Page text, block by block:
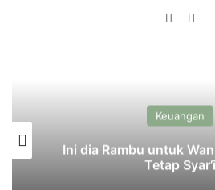
Keuangan
Ini dia Rambu untuk
Tetap Syar’i